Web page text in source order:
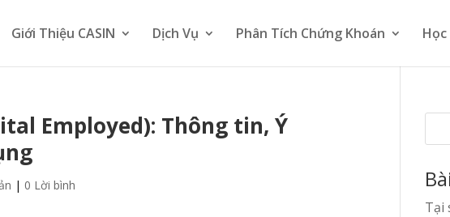
Giới Thiệu CASIN Dịch Vụ Phân Tích Chứng Khoán
Employed): Thông tin, Ý
| 0 Lời bình
Tại